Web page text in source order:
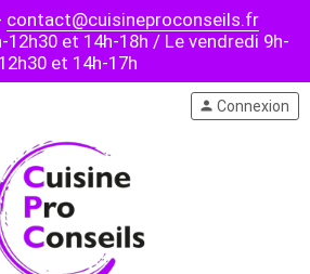
contact@cuisineproconseils.fr
12h30 et 14h-18h / Le vendredi 9h-
12h30 et 14h-17h
person Connexion